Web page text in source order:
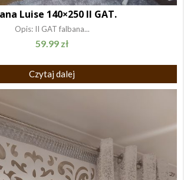
Luise 140×250 II GAT.
Opis: II GAT falbana...
59.99 zł
Czytaj dalej